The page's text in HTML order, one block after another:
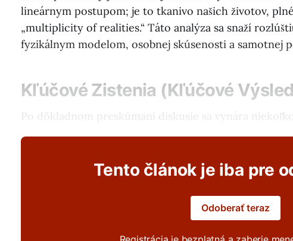
lineárnym postupom; je to tkanivo našich životov,
„multiplicity of realities.“ Táto analýza sa snaží
fyzikálnym modelom, osobnej skúsenosti a samotnej
Kľúčové Zistenia (Kľúčové
Po dôkladnom preskúmaní diskusie sa vynára
Tento článok je iba pre
Odoberať teraz